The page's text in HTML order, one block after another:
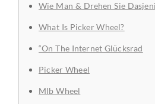
Wie Man & Drehen Sie
What Is Picker Wheel?
“On The Internet Glücksrad
Picker Wheel
Mlb Wheel